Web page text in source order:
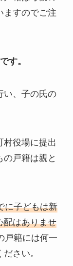
ますのでご注
す。
い、子の氏の
村役場に提出
の戸籍は親と
に子どもは新
配はありませ
戸籍には何一
さい。